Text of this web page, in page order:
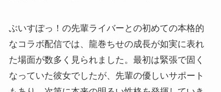
ぶいすぽっ！の先輩ライバーとの初めての本格的
なコラボ配信では、龍巻ちせの成長が如実に表れ
た場面が数多く見られました。最初は緊張で固く
なっていた彼女でしたが、先輩の優しいサポート